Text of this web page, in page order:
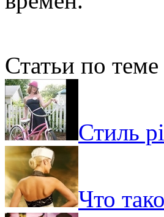
Статьи по теме
Стиль
Что